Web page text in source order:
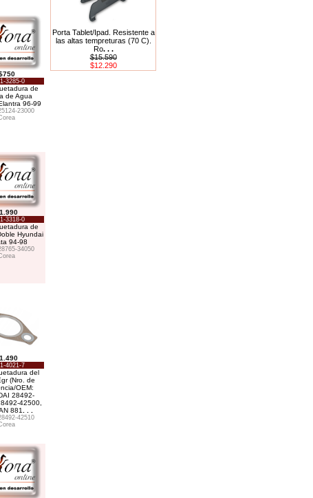
3285-0
de
de Agua
96-99
23000
3318-0
de
Hyundai
94-98
34050
4021-7
del
(Nro. de
OEM:
28492-
42500,
881
42510
Porta Tablet/Ipad. Resistente a
las altas tempreturas (70 C).
Ro. . .
$15.590
$12.290